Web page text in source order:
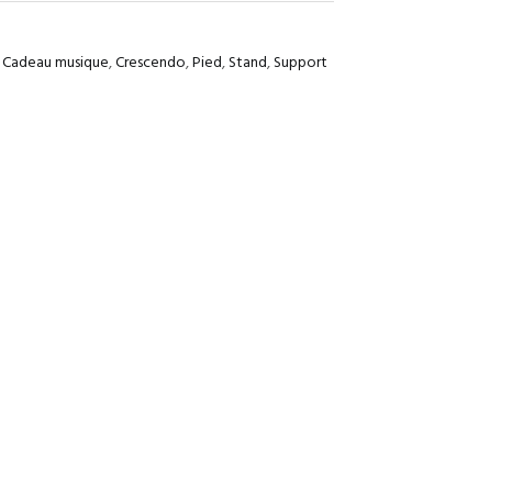
Cadeau musique,Crescendo,Pied,Stand,Support